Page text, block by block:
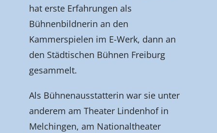
hat erste Erfahrungen als
Bühnenbildnerin an den
Kammerspielen im E-Werk, dann an
den Städtischen Bühnen Freiburg
gesammelt.
Als Bühnenausstatterin war sie unter
anderem am Theater Lindenhof in
Melchingen, am Nationaltheater